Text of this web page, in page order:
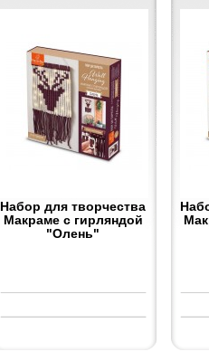
Набор для творчества
Макраме с гирляндой
"Олень"